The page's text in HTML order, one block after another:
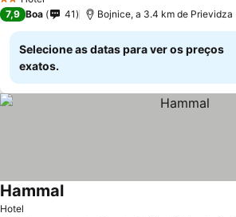
2 Estrelas
7,9 Boa 41 Bojnice, a 3.4 km de Prievidza
Selecione as datas para ver os preços
exatos.
Hotel
Hammal